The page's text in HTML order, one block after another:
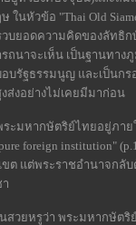
นหัวข้อ "Thai Old
วบยอดความคิดของลัท
ถนาจะเห็น เป็นฐานท
บรัฐธรรมนูญ และเป็นก
ส่งอย่างไม่เคยมีมาก่อน
ระมหากษัตริย์ไทยอยู่ภ
foreign institution"
ต แต่พระราชอำนาจกลั
สวยหรูว่า พระมหากษัต